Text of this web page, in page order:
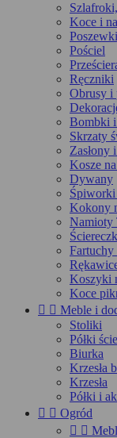
Koce i
Pościel
Ręczniki
Obrusy i
Bombki
Skrzaty
Zasłony
Kosze
Dywany
Śpiworki
Kokony
Namioty
Fartuchy
Koszyki
Koce
  Meble i
Stoliki
Półki
Biurka
Krzesła
Krzesła
Półki i
  Ogród
 